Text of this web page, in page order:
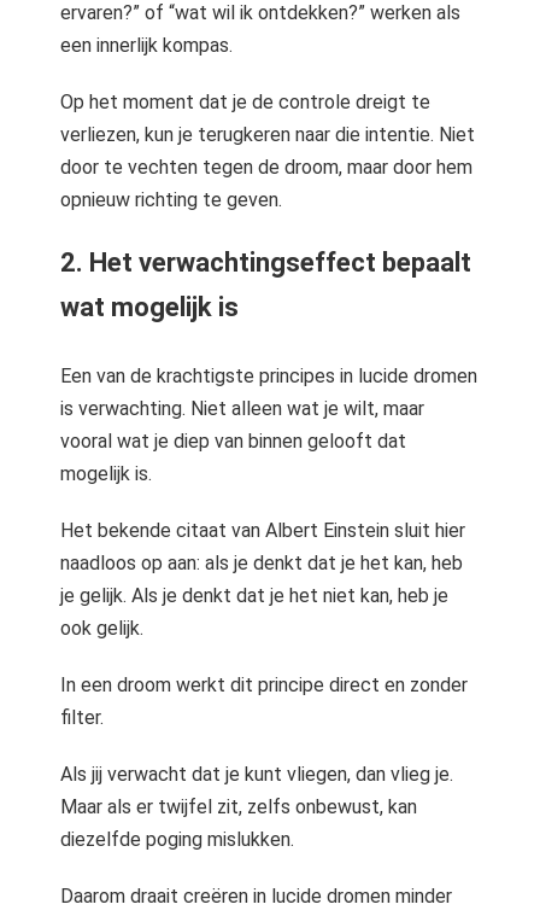
ervaren?” of “wat wil ik ontdekken?” werken als
een innerlijk kompas.
Op het moment dat je de controle dreigt te
verliezen, kun je terugkeren naar die intentie. Niet
door te vechten tegen de droom, maar door hem
opnieuw richting te geven.
2. Het verwachtingseffect bepaalt
wat mogelijk is
Een van de krachtigste principes in lucide dromen
is verwachting. Niet alleen wat je wilt, maar
vooral wat je diep van binnen gelooft dat
mogelijk is.
Het bekende citaat van Albert Einstein sluit hier
naadloos op aan: als je denkt dat je het kan, heb
je gelijk. Als je denkt dat je het niet kan, heb je
ook gelijk.
In een droom werkt dit principe direct en zonder
filter.
Als jij verwacht dat je kunt vliegen, dan vlieg je.
Maar als er twijfel zit, zelfs onbewust, kan
diezelfde poging mislukken.
Daarom draait creëren in lucide dromen minder